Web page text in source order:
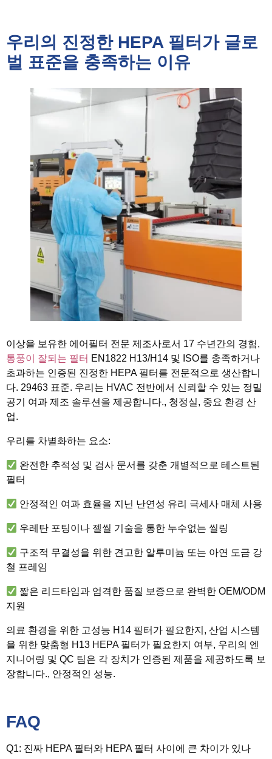
우리의 진정한 HEPA 필터가 글로
벌 표준을 충족하는 이유
이상을 보유한 에어필터 전문 제조사로서 17 수년간의 경험,
통풍이 잘되는 필터 EN1822 H13/H14 및 ISO를 충족하거나
초과하는 인증된 진정한 HEPA 필터를 전문적으로 생산합니
다. 29463 표준. 우리는 HVAC 전반에서 신뢰할 수 있는 정밀
공기 여과 제조 솔루션을 제공합니다., 청정실, 중요 환경 산
업.
우리를 차별화하는 요소:
완전한 추적성 및 검사 문서를 갖춘 개별적으로 테스트된
필터
안정적인 여과 효율을 지닌 난연성 유리 극세사 매체 사용
우레탄 포팅이나 젤씰 기술을 통한 누수없는 씰링
구조적 무결성을 위한 견고한 알루미늄 또는 아연 도금 강
철 프레임
짧은 리드타임과 엄격한 품질 보증으로 완벽한 OEM/ODM
지원
의료 환경을 위한 고성능 H14 필터가 필요한지, 산업 시스템
을 위한 맞춤형 H13 HEPA 필터가 필요한지 여부, 우리의 엔
지니어링 및 QC 팀은 각 장치가 인증된 제품을 제공하도록 보
장합니다., 안정적인 성능.
FAQ
Q1: 진짜 HEPA 필터와 HEPA 필터 사이에 큰 차이가 있나